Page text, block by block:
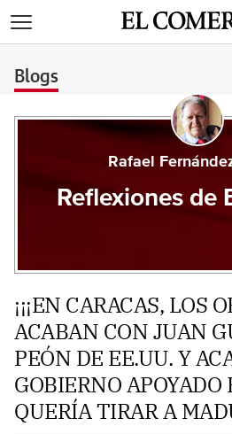
Blogs
Rafael
Reflexiones de
¡¡¡EN CARACAS, LOS
ACABAN CON JUAN
PEÓN DE EE.UU. Y
GOBIERNO APOYADO
QUERÍA TIRAR A